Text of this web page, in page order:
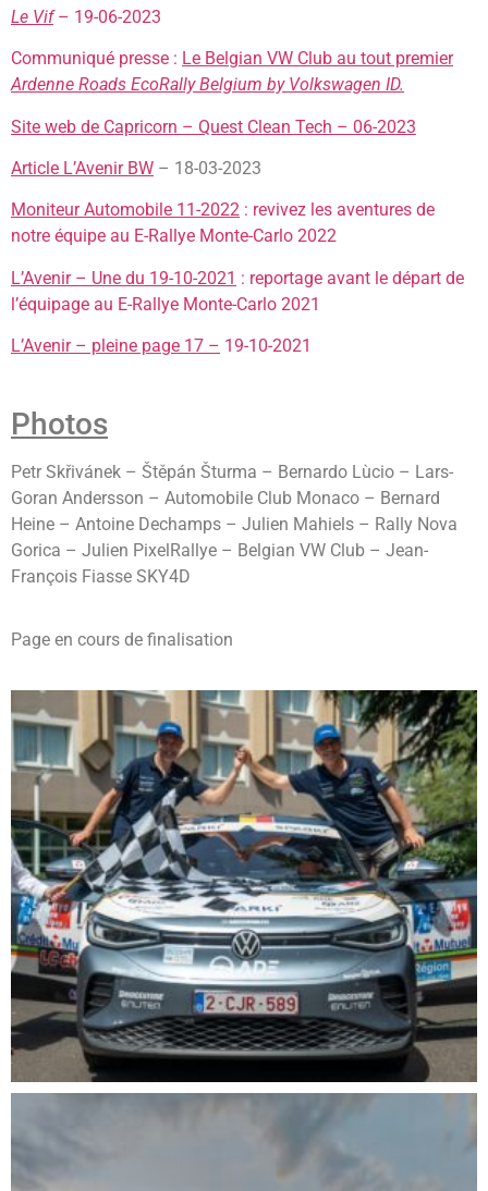
Le Vif– 19-06-2023
Communiqué presse : Le Belgian VW Club au tout premier
Ardenne Roads EcoRally Belgium by Volkswagen ID.
Site web de Capricorn – Quest Clean Tech – 06-2023
Article L’Avenir BW – 18-03-2023
Moniteur Automobile 11-2022 : revivez les aventures de
notre équipe au E-Rallye Monte-Carlo 2022
L’Avenir – Une du 19-10-2021 : reportage avant le départ de
l’équipage au E-Rallye Monte-Carlo 2021
L’Avenir – pleine page 17 – 19-10-2021
Photos
Petr Skřivánek – Štěpán Šturma – Bernardo Lùcio – Lars-
Goran Andersson – Automobile Club Monaco – Bernard
Heine – Antoine Dechamps – Julien Mahiels – Rally Nova
Gorica – Julien PixelRallye – Belgian VW Club – Jean-
François Fiasse SKY4D
Page en cours de finalisation